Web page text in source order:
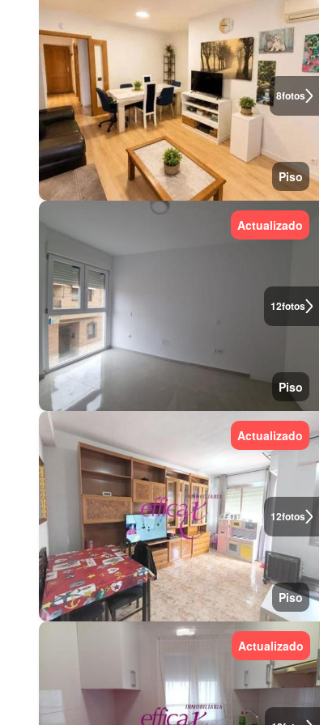
8fotos
Piso
12fotos
Actualizado
Piso
12fotos
Actualizado
Piso
Actualizado